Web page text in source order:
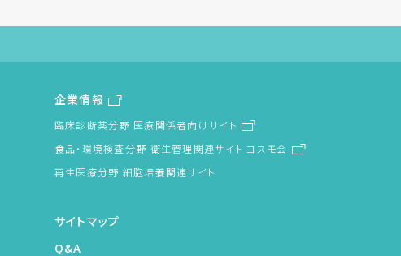
企業情報
臨床診断薬分野 医療関係者向けサイト
食品・環境検査分野 衛生管理関連サイト コスモ会
再生医療分野 細胞培養関連サイト
サイトマップ
Q&A